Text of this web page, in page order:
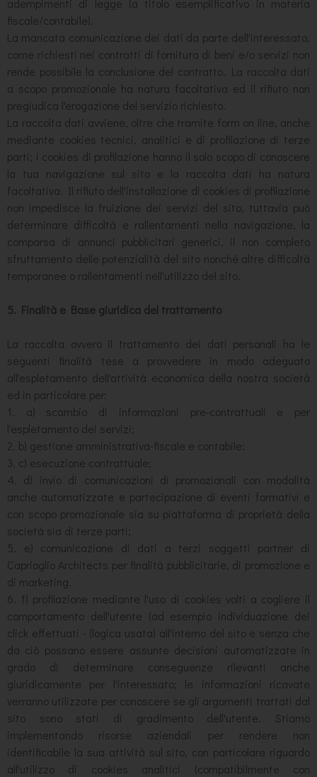
adempimenti di legge (a titolo esemplificativo in materia
fiscale/contabile).
La mancata comunicazione dei dati da parte dell'interessato,
come richiesti nei contratti di fornitura di beni e/o servizi non
rende possibile la conclusione del contratto. La raccolta dati
a scopo promozionale ha natura facoltativa ed il rifiuto non
pregiudica l'erogazione del servizio richiesto.
La raccolta dati avviene, oltre che tramite form on line, anche
mediante cookies tecnici, analitici e di profilazione di terze
parti; i cookies di profilazione hanno il solo scopo di conoscere
la tua navigazione sul sito e la raccolta dati ha natura
facoltativa. Il rifiuto dell'installazione di cookies di profilazione
non impedisce la fruizione dei servizi del sito, tuttavia può
determinare difficoltà e rallentamenti nella navigazione, la
comparsa di annunci pubblicitari generici, il non completo
sfruttamento delle potenzialità del sito nonché altre difficoltà
temporanee o rallentamenti nell'utilizzo del sito.
5. Finalità e Base giuridica del trattamento
La raccolta ovvero il trattamento dei dati personali ha le
seguenti finalità tese a provvedere in modo adeguato
all'espletamento dell'attività economica della nostra società
ed in particolare per:
1. a) scambio di informazioni pre-contrattuali e per
l'espletamento dei servizi;
2. b) gestione amministrativa-fiscale e contabile;
3. c) esecuzione contrattuale;
4. d) invio di comunicazioni di promozionali con modalità
anche automatizzate e partecipazione di eventi formativi e
con scopo promozionale sia su piattaforma di proprietà della
società sia di terze parti;
5. e) comunicazione di dati a terzi soggetti partner di
Caprioglio Architects per finalità pubblicitarie, di promozione e
di marketing.
6. f) profilazione mediante l'uso di cookies volti a cogliere il
comportamento dell'utente (ad esempio individuazione dei
click effettuati - (logica usata) all'interno del sito e senza che
da ciò possano essere assunte decisioni automatizzate in
grado di determinare conseguenze rilevanti anche
giuridicamente per l'interessato; le informazioni ricavate
verranno utilizzate per conoscere se gli argomenti trattati dal
sito sono stati di gradimento dell'utente. Stiamo
implementando risorse aziendali per rendere non
identificabile la sua attività sul sito, con particolare riguardo
all'utilizzo di cookies analitici (compatibilmente con